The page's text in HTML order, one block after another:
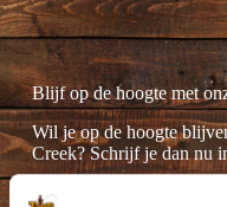
Blijf op de hoogte met
Wil je op de hoogte
Creek? Schrijf je dan nu